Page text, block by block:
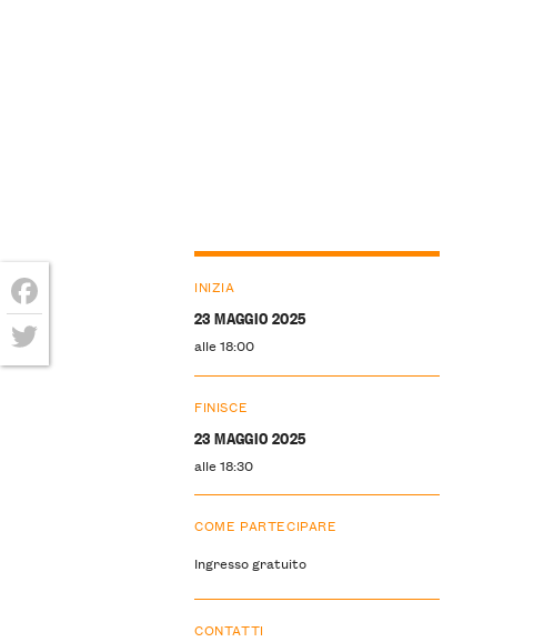
INIZIA
23 MAGGIO 2025
alle 18:00
FINISCE
23 MAGGIO 2025
alle 18:30
COME PARTECIPARE
Ingresso gratuito
CONTATTI
Facebook
Twitter